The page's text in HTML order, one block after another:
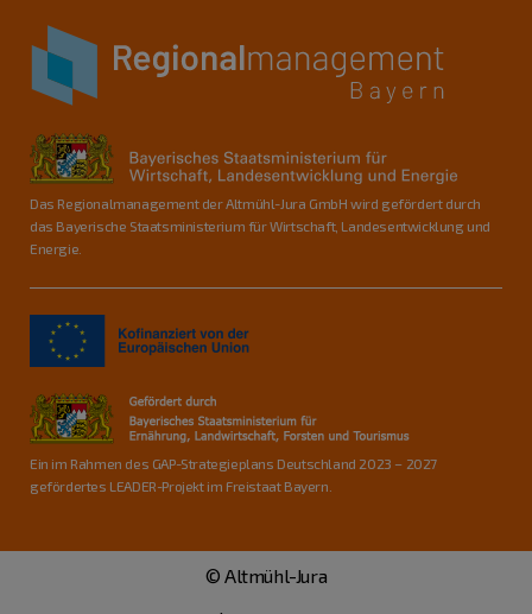
Das Regionalmanagement der Altmühl-Jura GmbH wird gefördert durch
das Bayerische Staatsministerium für Wirtschaft, Landesentwicklung und
Energie.
Ein im Rahmen des GAP-Strategieplans Deutschland 2023 – 2027
gefördertes LEADER-Projekt im Freistaat Bayern.
© Altmühl-Jura